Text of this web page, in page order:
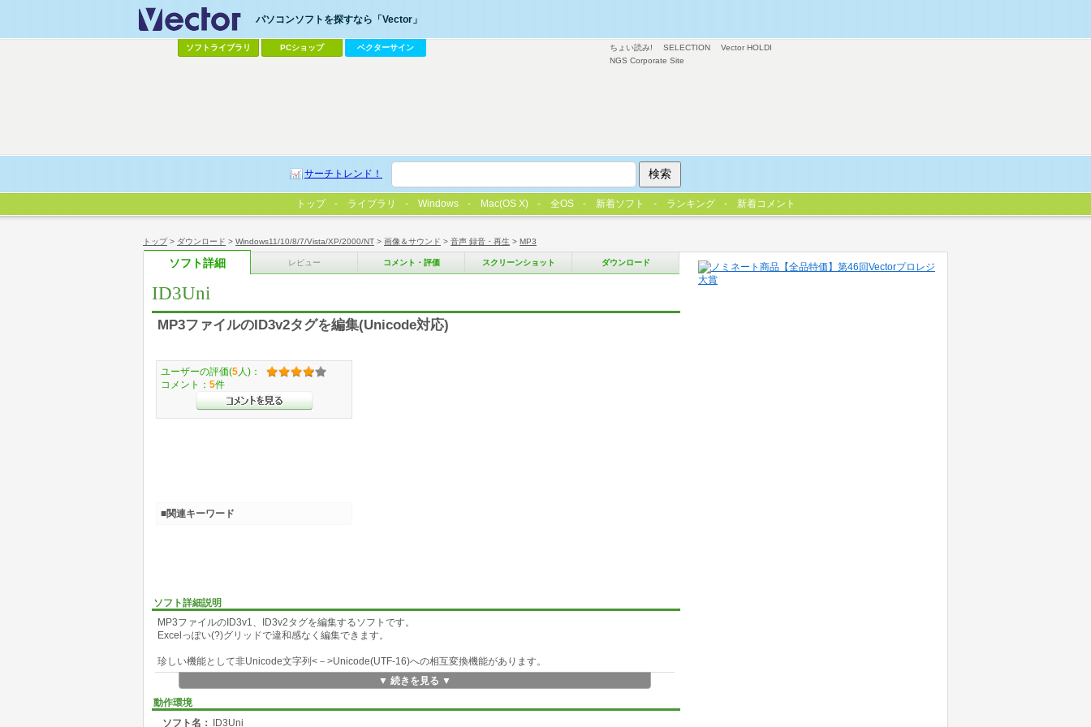
トップ> ダウンロード > Windows11/10/8/7/Vista/XP/2000/NT > 画像＆サウンド > 音声 録音・再生 > MP3
ソフト詳細 レビュー コメント・評価 スクリーンショット ダウンロード
ID3Uni
MP3ファイルのID3v2タグを編集(Unicode対応)
ソフト詳細説明
MP3ファイルのID3v1、ID3v2タグを編集するソフトです。
Excelっぽい(?)グリッドで違和感なく編集できます。
珍しい機能として非Unicode文字列<－>Unicode(UTF-16)への相互変換機能があります。
・ID3v1タグ内の非Unicode文字列(S-JISなど)から、ID3v2のUnicode(UTF-16)文字列を生成
・ID3v2タグ内の非Unicode文字列(S-JISなど)を、 ID3v2のUnicode(UTF-16)文字列に変換
▼ 続きを見る ▼
動作環境
ソフト名：
ID3Uni
ユーザーの評価(5 人)：
コメント： 5件
■関連キーワード
ちょい読み! SELECTION
Vector HOLDI
NGS Corporate Site
パソコンソフトを探すなら「Vector」
ソフトライブラリ PCショップ ベクターサイン
サーチトレンド！
トップ ライブラリ Windows Mac(OS X) 全OS 新着ソフト ランキング 新着コメント